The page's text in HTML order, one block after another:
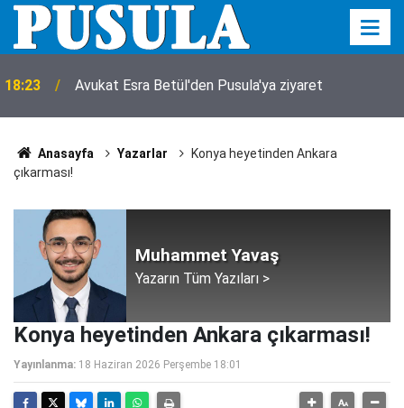
18:23 Avukat Esra Betül'den Pusula'ya ziyaret
Anasayfa Yazarlar
Konya heyetinden Ankara
çıkarması!
Muhammet Yavaş
Yazarın Tüm Yazıları >
Konya heyetinden Ankara çıkarması!
Yayınlanma: 18 Haziran 2026 Perşembe 18:01